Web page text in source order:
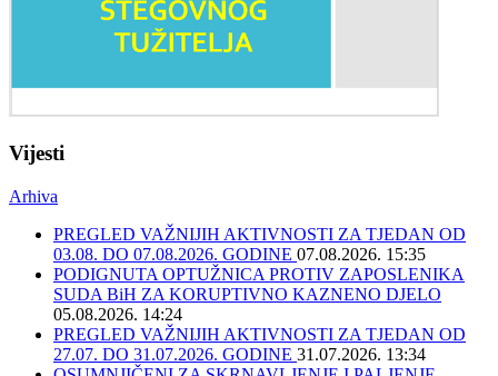
Vijesti
Arhiva
PREGLED VAŽNIJIH AKTIVNOSTI ZA TJEDAN OD
03.08. DO 07.08.2026. GODINE 07.08.2026. 15:35
PODIGNUTA OPTUŽNICA PROTIV ZAPOSLENIKA
SUDA BiH ZA KORUPTIVNO KAZNENO DJELO
05.08.2026. 14:24
PREGLED VAŽNIJIH AKTIVNOSTI ZA TJEDAN OD
27.07. DO 31.07.2026. GODINE 31.07.2026. 13:34